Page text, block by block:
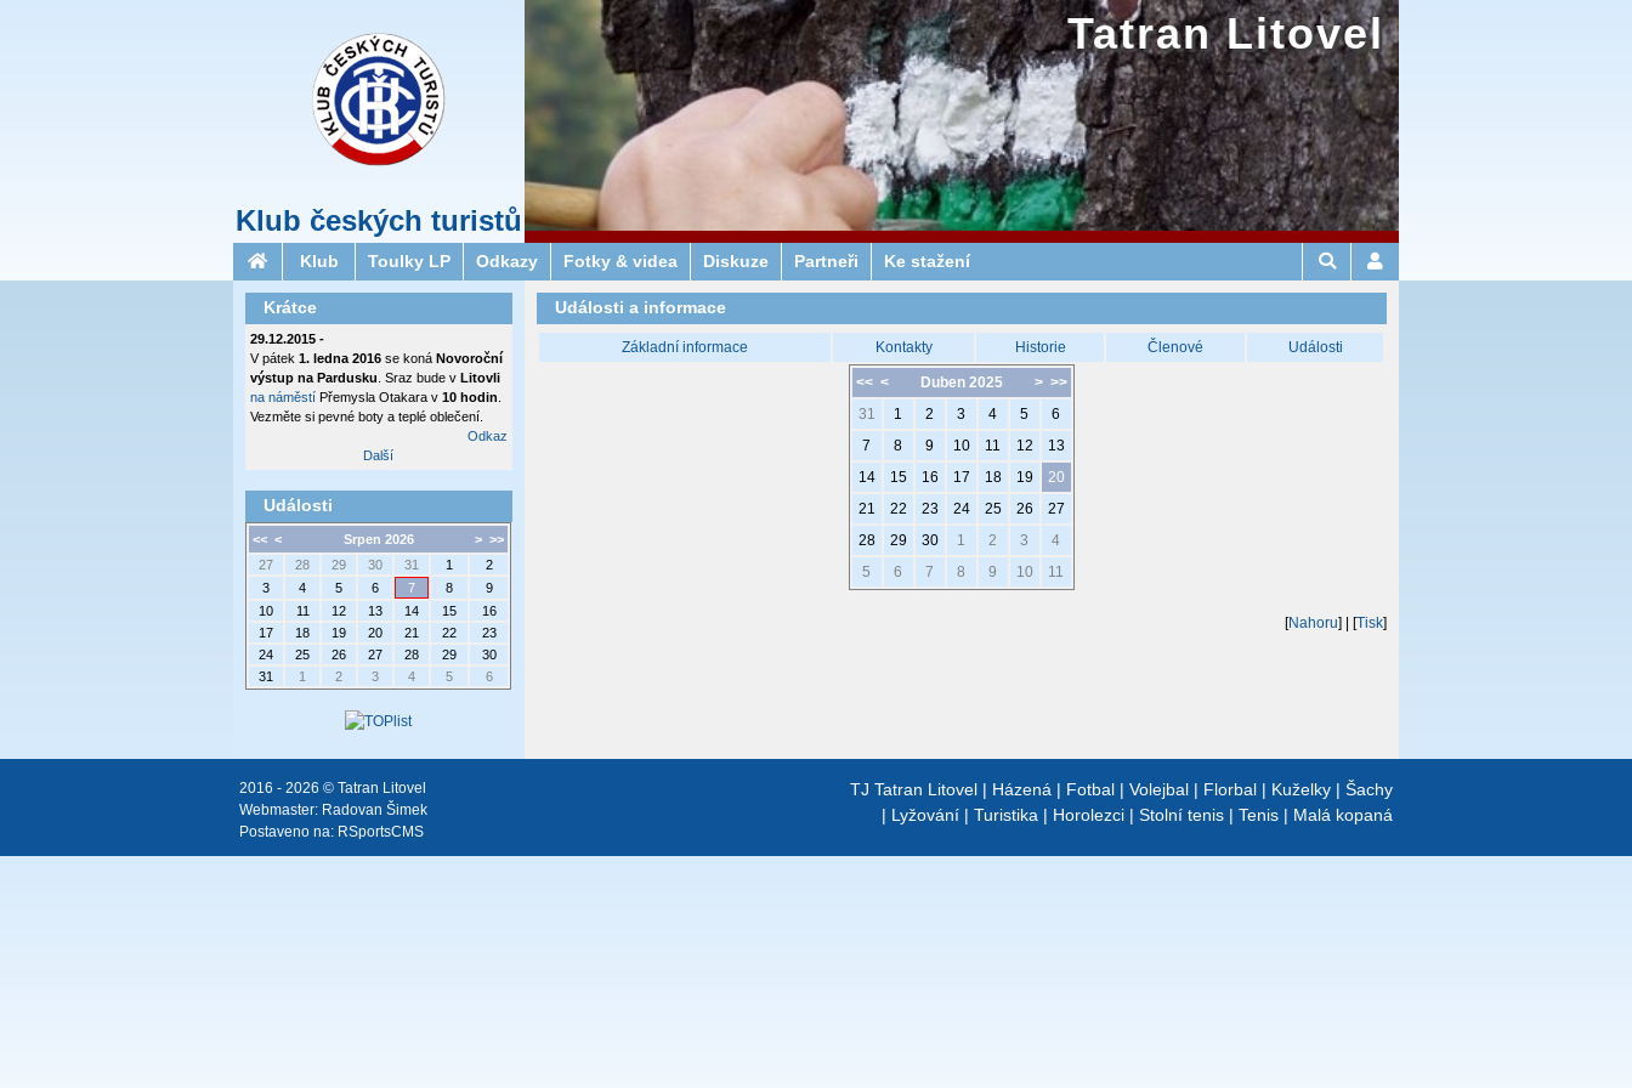
Klub českých turistů
Tatran Litovel
Klub Toulky LP Odkazy Fotky & videa Diskuze Partneři Ke stažení
Události a informace
Základní informace Kontakty Historie Členové Události
<< < > >>
Duben 2025
31
1 2 3 4 5
6
7
8 9 10 11 12
13
14
15 16 17 18 19
20
21
22 23 24 25 26
27
28
29 30 1 2 3
4
5
6 7 8 9 10 11
[Nahoru] | [Tisk]
Krátce
29.12.2015 -
V pátek 1. ledna 2016 se koná Novoroční
výstup na Pardusku . Sraz bude v Litovli
na náměstíPřemysla Otakara v 10 hodin
Vezměte si pevné boty a teplé oblečení.
Odkaz
Další
Události
<< < > >>
Srpen 2026
27
28 29 30 31 1
2
3
4 5 6 7 8
9
10
11 12 13 14 15
16
17
18 19 20 21 22
23
24
25 26 27 28 29
30
31
1 2 3 4 5 6
TJ Tatran Litovel | Házená | Fotbal | Volejbal | Florbal | Kuželky | Šachy
| Lyžování | Turistika | Horolezci | Stolní tenis | Tenis | Malá kopaná
2016 - 2026 © Tatran Litovel
Webmaster: Radovan Šimek
Postaveno na: RSportsCMS